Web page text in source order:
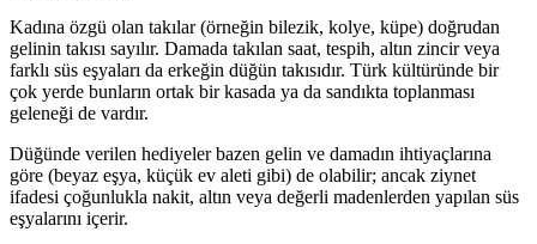
Kadına özgü olan takılar (örneğin bilezik, kolye, küpe) doğrudan
gelinin takısı sayılır. Damada takılan saat, tespih, altın zincir veya
farklı süs eşyaları da erkeğin düğün takısıdır. Türk kültüründe bir
çok yerde bunların ortak bir kasada ya da sandıkta toplanması
geleneği de vardır.
Düğünde verilen hediyeler bazen gelin ve damadın ihtiyaçlarına
göre (beyaz eşya, küçük ev aleti gibi) de olabilir; ancak ziynet
ifadesi çoğunlukla nakit, altın veya değerli madenlerden yapılan süs
eşyalarını içerir.